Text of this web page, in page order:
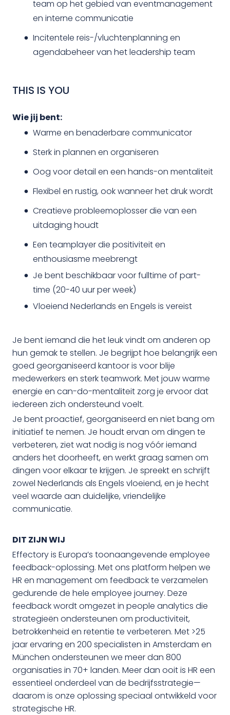
team op het gebied van eventmanagement
en interne communicatie
Incitentele reis-/vluchtenplanning en
agendabeheer van het leadership team
THIS IS YOU
Wie jij bent:
Warme en benaderbare communicator
Sterk in plannen en organiseren
Oog voor detail en een hands-on mentaliteit
Flexibel en rustig, ook wanneer het druk wordt
Creatieve probleemoplosser die van een
uitdaging houdt
Een teamplayer die positiviteit en
enthousiasme meebrengt
Je bent beschikbaar voor fulltime of part-
time (20-40 uur per week)
Vloeiend Nederlands en Engels is vereist
Je bent iemand die het leuk vindt om anderen op
hun gemak te stellen. Je begrijpt hoe belangrijk een
goed georganiseerd kantoor is voor blije
medewerkers en sterk teamwork. Met jouw warme
energie en can-do-mentaliteit zorg je ervoor dat
iedereen zich ondersteund voelt.
Je bent proactief, georganiseerd en niet bang om
initiatief te nemen. Je houdt ervan om dingen te
verbeteren, ziet wat nodig is nog vóór iemand
anders het doorheeft, en werkt graag samen om
dingen voor elkaar te krijgen. Je spreekt en schrijft
zowel Nederlands als Engels vloeiend, en je hecht
veel waarde aan duidelijke, vriendelijke
communicatie.
DIT ZIJN WIJ
Effectory is Europa’s toonaangevende employee
feedback-oplossing. Met ons platform helpen we
HR en management om feedback te verzamelen
gedurende de hele employee journey. Deze
feedback wordt omgezet in people analytics die
strategieën ondersteunen om productiviteit,
betrokkenheid en retentie te verbeteren. Met >25
jaar ervaring en 200 specialisten in Amsterdam en
München ondersteunen we meer dan 800
organisaties in 70+ landen. Meer dan ooit is HR een
essentieel onderdeel van de bedrijfsstrategie—
daarom is onze oplossing speciaal ontwikkeld voor
strategische HR.